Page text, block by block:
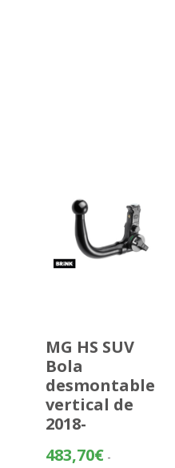
MG HS SUV
Bola
desmontable
vertical de
2018-
483,70€ -